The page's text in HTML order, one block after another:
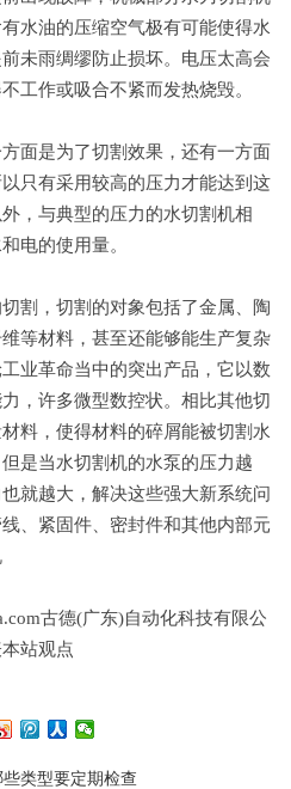
水油的压缩空气极有可能使得水
未雨绸缪防止损坏。电压太高会
工作或吸合不紧而发热烧毁。
是为了切割效果，还有一方面
只有采用较高的压力才能达到这
，与典型的压力的水切割机相
电的使用量。
，切割的对象包括了金属、陶
等材料，甚至还能够能生产复杂
业革命当中的突出产品，它以数
，许多微型数控状。相比其他切
料，使得材料的碎屑能被切割水
是当水切割机的水泵的压力越
就越大，解决这些强大新系统问
、紧固件、密封件和其他内部元
古德(广东)自动化科技有限公
站观点
类型要定期检查